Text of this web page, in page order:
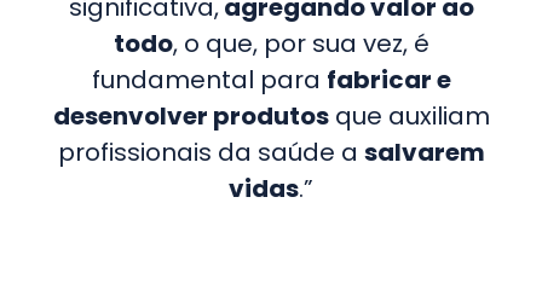
significativa,agregando valor ao
todo, o que, por sua vez, é
fundamental para fabricar e
desenvolver produtosque auxiliam
profissionais da saúde a salvarem
vidas.”